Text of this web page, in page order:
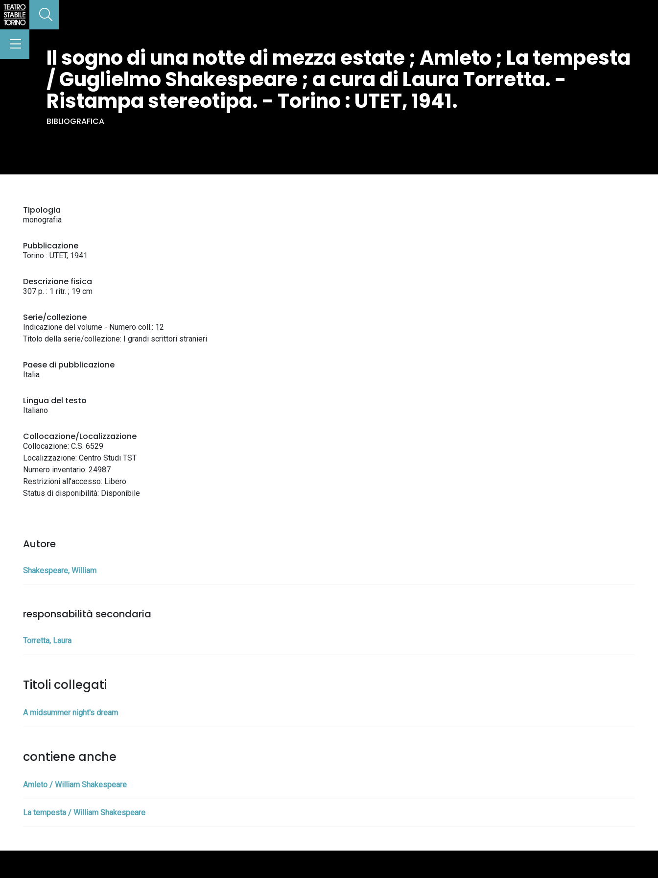
Il sogno di una notte di mezza estate ; Amleto ; La tempesta
/ Guglielmo Shakespeare ; a cura di Laura Torretta. -
Ristampa stereotipa. - Torino : UTET, 1941.
BIBLIOGRAFICA
Tipologia
monografia
Pubblicazione
Torino : UTET, 1941
Descrizione fisica
307 p. : 1 ritr. ; 19 cm
Serie/collezione
Indicazione del volume - Numero coll.: 12
Titolo della serie/collezione: I grandi scrittori stranieri
Paese di pubblicazione
Italia
Lingua del testo
Italiano
Collocazione/Localizzazione
Collocazione: C.S. 6529
Localizzazione: Centro Studi TST
Numero inventario: 24987
Restrizioni all'accesso: Libero
Status di disponibilità: Disponibile
Autore
Shakespeare, William
responsabilità secondaria
Torretta, Laura
Titoli collegati
A midsummer night's dream
contiene anche
Amleto / William Shakespeare
La tempesta / William Shakespeare